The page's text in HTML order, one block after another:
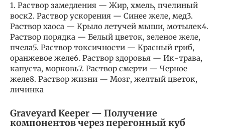
1. Раствор замедления — Жир, хмель, пчелиный
воск2. Раствор ускорения — Синее желе, мед3.
Раствор хаоса — Крыло летучей мыши, мотылек4.
Раствор порядка — Белый цветок, зеленое желе,
пчела5. Раствор токсичности — Красный гриб,
оранжевое желе6. Раствор здоровья — Ик-трава,
капуста, морковь7. Раствор смерти — Черное
желе8. Раствор жизни — Мозг, желтый цветок,
личинка
Graveyard Keeper — Получение
компонентов через перегонный куб